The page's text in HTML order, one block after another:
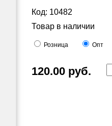
Код: 10482
Товар в наличии
Розница Опт
120.00 руб.